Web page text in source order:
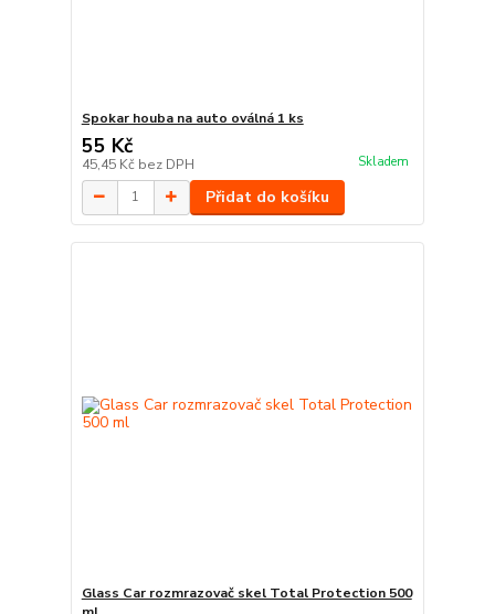
Spokar houba na auto oválná 1 ks
55 Kč
45,45 Kč bez DPH Skladem
Přidat do košíku
Glass Car rozmrazovač skel Total Protection 500